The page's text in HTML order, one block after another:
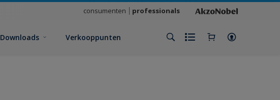
consumenten professionals
Downloads Verkooppunten